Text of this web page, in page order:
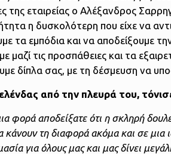
της εταιρείας ο Αλέξανδρος
η δυσκολότερη που είχε να
τα εμπόδια και να αποδείξουμε
μαζί τις προσπάθειες και τα
δίπλα σας, με τη δέσμευση να
από την πλευρά του,
φορά αποδείξατε ότι η σκληρή
τη διαφορά ακόμα και σε μια
για όλους μας και μας δίνει